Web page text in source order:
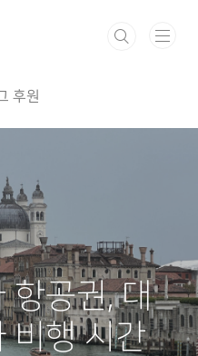
후원
항공권, 대
비행 시간